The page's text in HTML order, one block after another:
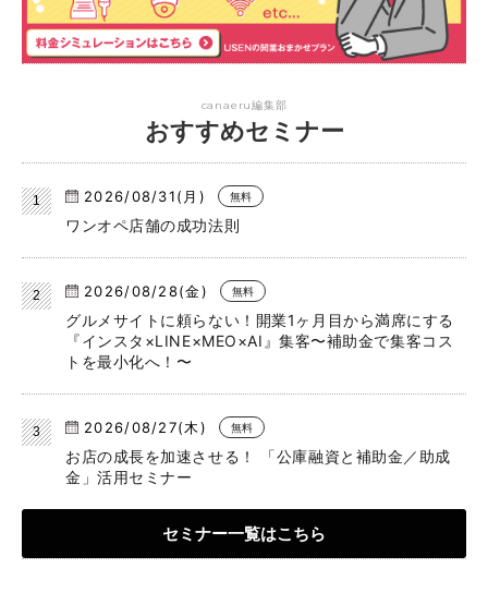
canaeru編集部
おすすめセミナー
2026/08/31(月) 無料
ワンオペ店舗の成功法則
2026/08/28(金) 無料
グルメサイトに頼らない！開業1ヶ月目から満席にする
『インスタ×LINE×MEO×AI』集客〜補助金で集客コス
トを最小化へ！〜
2026/08/27(木) 無料
お店の成長を加速させる！ 「公庫融資と補助金／助成
金」活用セミナー
セミナー一覧はこちら